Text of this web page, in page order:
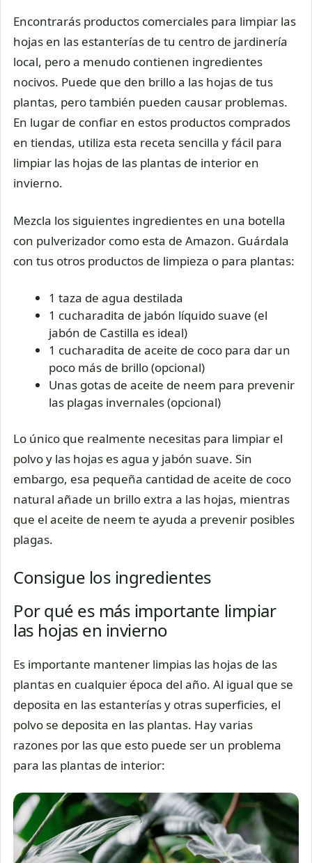
Encontrarás productos comerciales para limpiar las
hojas en las estanterías de tu centro de jardinería
local, pero a menudo contienen ingredientes
nocivos. Puede que den brillo a las hojas de tus
plantas, pero también pueden causar problemas.
En lugar de confiar en estos productos comprados
en tiendas, utiliza esta receta sencilla y fácil para
limpiar las hojas de las plantas de interior en
invierno.
Mezcla los siguientes ingredientes en una botella
con pulverizador como esta de Amazon. Guárdala
con tus otros productos de limpieza o para plantas:
1 taza de agua destilada
1 cucharadita de jabón líquido suave (el
jabón de Castilla es ideal)
1 cucharadita de aceite de coco para dar un
poco más de brillo (opcional)
Unas gotas de aceite de neem para prevenir
las plagas invernales (opcional)
Lo único que realmente necesitas para limpiar el
polvo y las hojas es agua y jabón suave. Sin
embargo, esa pequeña cantidad de aceite de coco
natural añade un brillo extra a las hojas, mientras
que el aceite de neem te ayuda a prevenir posibles
plagas.
Consigue los ingredientes
Por qué es más importante limpiar
las hojas en invierno
Es importante mantener limpias las hojas de las
plantas en cualquier época del año. Al igual que se
deposita en las estanterías y otras superficies, el
polvo se deposita en las plantas. Hay varias
razones por las que esto puede ser un problema
para las plantas de interior: